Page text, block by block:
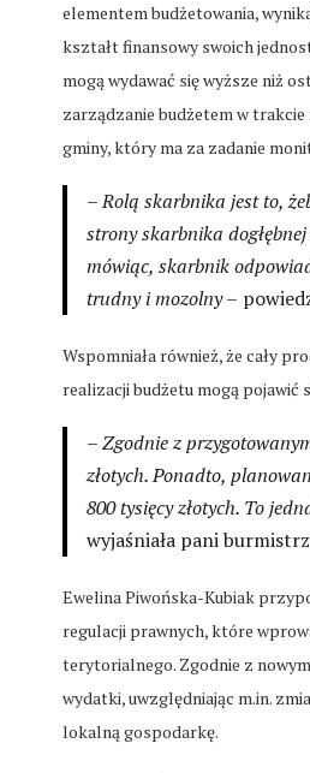
elementem budżetowania,
kształt finansowy swoich
mogą wydawać się wyższe niż
zarządzanie budżetem w
gminy, który ma za zadanie
– Rolą skarbnika jest to,
strony skarbnika
mówiąc, skarbnik
trudny i mozolny –
Wspomniała również, że cały
realizacji budżetu mogą pojawić
– Zgodnie z
złotych. Ponadto,
800 tysięcy złotych. To
wyjaśniała pani
Ewelina Piwońska-Kubiak
regulacji prawnych, które
terytorialnego. Zgodnie z
wydatki, uwzględniając m.in.
lokalną gospodarkę.